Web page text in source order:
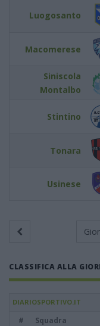
Luogosanto
Macomerese
Siniscola
Montalbo
Stintino
Tonara
Usinese
CLASSIFICA ALLA
DIARIOSPORTIVO.IT
#
Squadra